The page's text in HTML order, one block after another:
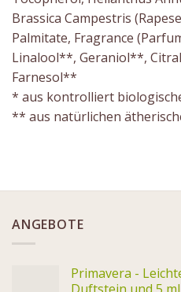
Brassica Campestris
Palmitate, Fragrance
Linalool**, Geraniol**,
Farnesol**
* aus kontrolliert
** aus natürlichen
ANGEBOTE
Primavera -